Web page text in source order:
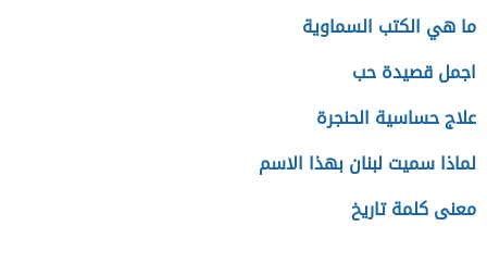
ما هي الكتب السماوية
اجمل قصيدة حب
علاج حساسية الحنجرة
لماذا سميت لبنان بهذا الاسم
معنى كلمة تاريخ